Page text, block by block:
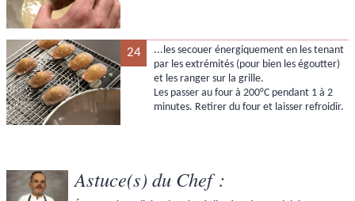
24
...les secouer énergiquement en les tenant
par les extrémités (pour bien les égoutter)
et les ranger sur la grille.
Les passer au four à 200°C pendant 1 à 2
minutes. Retirer du four et laisser refroidir.
Astuce(s) du Chef :